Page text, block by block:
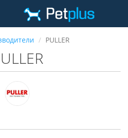
PULLER